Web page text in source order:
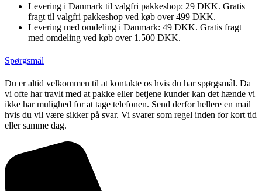
Levering i Danmark til valgfri pakkeshop: 29 DKK. Gratis
fragt til valgfri pakkeshop ved køb over 499 DKK.
Levering med omdeling i Danmark: 49 DKK. Gratis fragt
med omdeling ved køb over 1.500 DKK.
Spørgsmål
Du er altid velkommen til at kontakte os hvis du har spørgsmål. Da
vi ofte har travlt med at pakke eller betjene kunder kan det hænde vi
ikke har mulighed for at tage telefonen. Send derfor hellere en mail
hvis du vil være sikker på svar. Vi svarer som regel inden for kort tid
eller samme dag.